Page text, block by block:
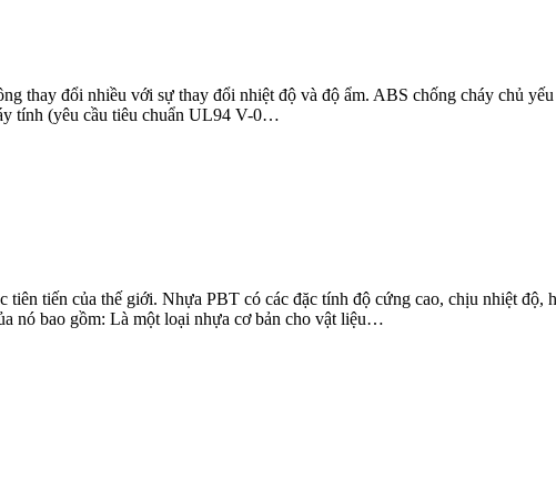
thay đổi nhiều với sự thay đổi nhiệt độ và độ ẩm. ABS chống cháy chủ
tính (yêu cầu tiêu chuẩn UL94 V-0…
tiến của thế giới. Nhựa PBT có các đặc tính độ cứng cao, chịu nhiệt độ,
nó bao gồm: Là một loại nhựa cơ bản cho vật liệu…